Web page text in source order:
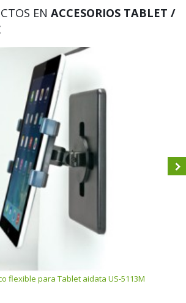
EN ACCESORIOS TABLET /
flexible para Tablet aidata US-5113M